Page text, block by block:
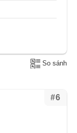
So sánh
#6